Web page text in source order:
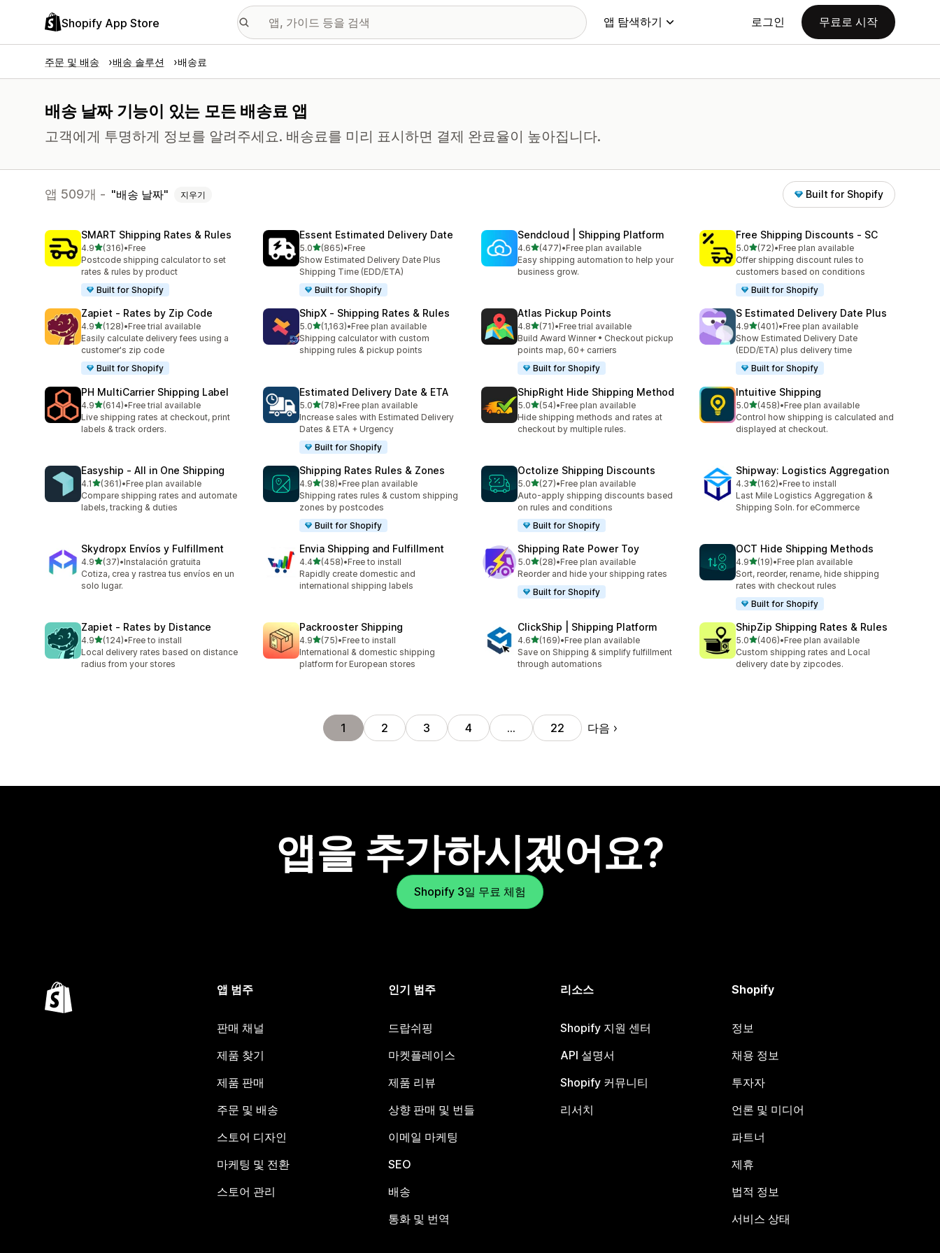
Shopify App Store 앱 탐색하기 로그인 무료로 시작
주문 및 배송 배송 솔루션 배송료
배송 날짜 기능이 있는 모든 배송료 앱
고객에게 투명하게 정보를 알려주세요. 배송료를 미리 표시하면 결제 완료율이 높아집니다.
앱 509개 - 배송 날짜 지우기 Built for Shopify
SMART Shipping Rates & Rules
4.9별 5개 중
(316)
총 리뷰 316개
•Free
Postcode shipping calculator to set
rates & rules by product
Built for Shopify
Essent Estimated Delivery Date
5.0별 5개 중
(865)
총 리뷰 865개
•Free
Show Estimated Delivery Date Plus
Shipping Time (EDD/ETA)
Built for Shopify
Sendcloud | Shipping Platform
4.6별 5개 중
(477)
총 리뷰 477개
•Free plan available
Easy shipping automation to help your
business grow.
Free Shipping Discounts ‑ SC
5.0별 5개 중
(72)
총 리뷰 72개
•Free plan available
Offer shipping discount rules to
customers based on conditions
Built for Shopify
Zapiet ‑ Rates by Zip Code
4.9별 5개 중
(128)
총 리뷰 128개
•Free trial available
Easily calculate delivery fees using a
customer's zip code
Built for Shopify
ShipX ‑ Shipping Rates & Rules
5.0별 5개 중
(1,163)
총 리뷰 1163개
•Free plan available
Shipping calculator with custom
shipping rules & pickup points
Atlas Pickup Points
4.8별 5개 중
(71)
총 리뷰 71개
•Free trial available
Build Award Winner • Checkout pickup
points map, 60+ carriers
Built for Shopify
S Estimated Delivery Date Plus
4.9별 5개 중
(401)
총 리뷰 401개
•Free plan available
Show Estimated Delivery Date
(EDD/ETA) plus delivery time
Built for Shopify
PH MultiCarrier Shipping Label
4.9별 5개 중
(614)
총 리뷰 614개
•Free trial available
Live shipping rates at checkout, print
labels & track orders.
Estimated Delivery Date & ETA
5.0별 5개 중
(78)
총 리뷰 78개
•Free plan available
Increase sales with Estimated Delivery
Dates & ETA + Urgency
Built for Shopify
ShipRight Hide Shipping Method
5.0별 5개 중
(54)
총 리뷰 54개
•Free plan available
Hide shipping methods and rates at
checkout by multiple rules.
Intuitive Shipping
5.0별 5개 중
(458)
총 리뷰 458개
•Free plan available
Control how shipping is calculated and
displayed at checkout.
Easyship ‑ All in One Shipping
4.1별 5개 중
(361)
총 리뷰 361개
•Free plan available
Compare shipping rates and automate
labels, tracking & duties
Shipping Rates Rules & Zones
4.9별 5개 중
(38)
총 리뷰 38개
•Free plan available
Shipping rates rules & custom shipping
zones by postcodes
Built for Shopify
Octolize Shipping Discounts
5.0별 5개 중
(27)
총 리뷰 27개
•Free plan available
Auto-apply shipping discounts based
on rules and conditions
Built for Shopify
Shipway: Logistics Aggregation
4.3별 5개 중
(162)
총 리뷰 162개
•Free to install
Last Mile Logistics Aggregation &
Shipping Soln. for eCommerce
Skydropx Envíos y Fulfillment
4.9별 5개 중
(37)
총 리뷰 37개
•Instalación gratuita
Cotiza, crea y rastrea tus envíos en un
solo lugar.
Envia Shipping and Fulfillment
4.4별 5개 중
(458)
총 리뷰 458개
•Free to install
Rapidly create domestic and
international shipping labels
Shipping Rate Power Toy
5.0별 5개 중
(28)
총 리뷰 28개
•Free plan available
Reorder and hide your shipping rates
Built for Shopify
OCT Hide Shipping Methods
4.9별 5개 중
(19)
총 리뷰 19개
•Free plan available
Sort, reorder, rename, hide shipping
rates with checkout rules
Built for Shopify
Zapiet ‑ Rates by Distance
4.9별 5개 중
(124)
총 리뷰 124개
•Free to install
Local delivery rates based on distance
radius from your stores
Packrooster Shipping
4.9별 5개 중
(75)
총 리뷰 75개
•Free to install
International & domestic shipping
platform for European stores
ClickShip | Shipping Platform
4.6별 5개 중
(169)
총 리뷰 169개
•Free plan available
Save on Shipping & simplify fulfillment
through automations
ShipZip Shipping Rates & Rules
5.0별 5개 중
(406)
총 리뷰 406개
•Free plan available
Custom shipping rates and Local
delivery date by zipcodes.
1 2 3 4 … 22 다음
앱을 추가하시겠어요?
Shopify 3일 무료 체험
앱 범주
판매 채널
제품 찾기
제품 판매
주문 및 배송
스토어 디자인
마케팅 및 전환
스토어 관리
인기 범주
드랍쉬핑
마켓플레이스
제품 리뷰
상향 판매 및 번들
이메일 마케팅
SEO
배송
통화 및 번역
리소스
Shopify 지원 센터
API 설명서
Shopify 커뮤니티
리서치
Shopify
정보
채용 정보
투자자
언론 및 미디어
파트너
제휴
법적 정보
서비스 상태